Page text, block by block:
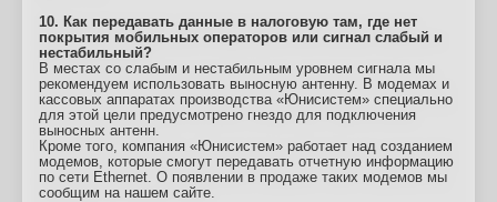
10. Как передавать данные в налоговую там, где нет
покрытия мобильных операторов или сигнал слабый и
нестабильный?
В местах со слабым и нестабильным уровнем сигнала мы
рекомендуем использовать выносную антенну. В модемах и
кассовых аппаратах производства «Юнисистем» специально
для этой цели предусмотрено гнездо для подключения
выносных антенн.
Кроме того, компания «Юнисистем» работает над созданием
модемов, которые смогут передавать отчетную информацию
по сети Ethernet. О появлении в продаже таких модемов мы
сообщим на нашем сайте.